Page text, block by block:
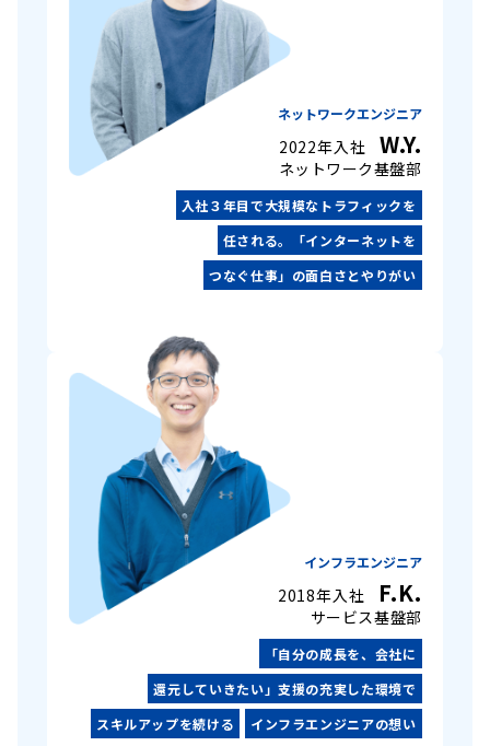
ネットワークエンジニア
2022年入社 W.Y.
ネットワーク基盤部
入社３年目で大規模なトラフィックを
任される。「インターネットを
つなぐ仕事」の面白さとやりがい
インフラエンジニア
2018年入社 F.K.
サービス基盤部
「自分の成長を、会社に
還元していきたい」支援の充実した環境で
スキルアップを続ける
インフラエンジニアの想い